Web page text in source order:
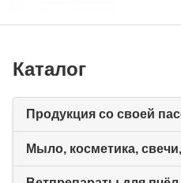
Каталог
Продукция со своей